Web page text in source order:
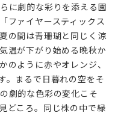
に劇的な彩りを添える園
ファイヤースティックス
の間は青珊瑚と同じく涼
温が下がり始める晩秋か
のように赤やオレンジ、
。まるで日暮れの空をそ
劇的な色彩の変化こそ
どころ。同じ株の中で緑